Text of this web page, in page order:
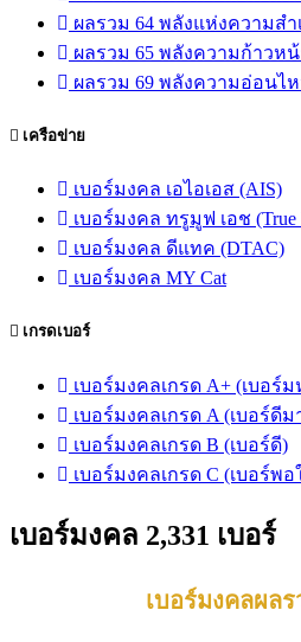
ผลรวม 64 พลังแห่งความสำ
ผลรวม 65 พลังความก้าวห
ผลรวม 69 พลังความอ่อนไ
เครือข่าย
เบอร์มงคล เอไอเอส (AIS)
เบอร์มงคล ทรูมูฟ เอช (True
เบอร์มงคล ดีแทค (DTAC)
เบอร์มงคล MY Cat
เกรดเบอร์
เบอร์มงคลเกรด A+ (เบอร์
เบอร์มงคลเกรด A (เบอร์ดีม
เบอร์มงคลเกรด B (เบอร์ดี)
เบอร์มงคลเกรด C (เบอร์พอ
เบอร์มงคล 2,331 เบอร์
เบอร์มงคลผลร